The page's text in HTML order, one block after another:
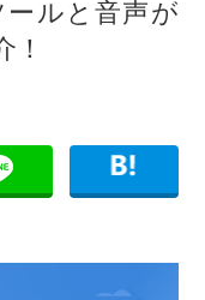
ルと音声が